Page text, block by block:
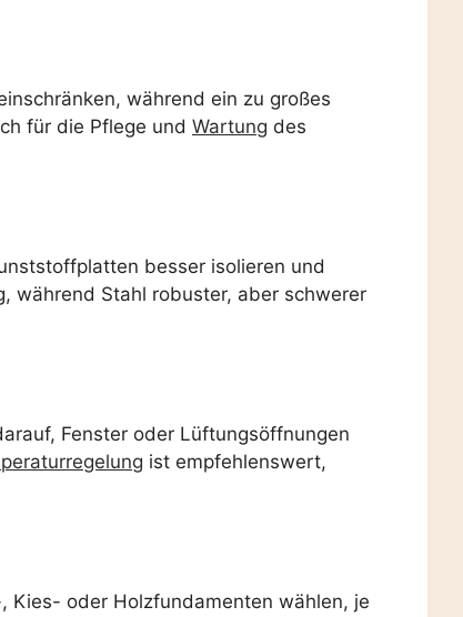
während ein zu großes
für die Pflege und Wartung des
besser isolieren und
während Stahl robuster, aber schwerer
Fenster oder Lüftungsöffnungen
ist empfehlenswert,
Kies- oder Holzfundamenten wählen, je